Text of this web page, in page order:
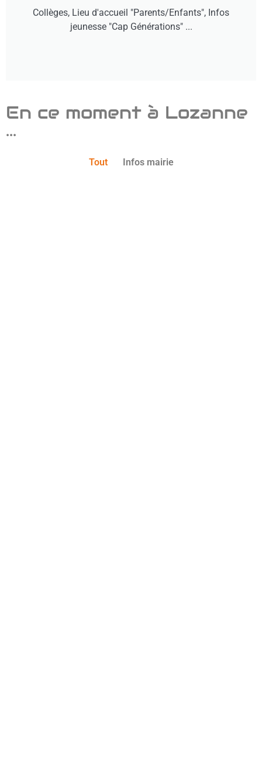
Collèges, Lieu d'accueil "Parents/Enfants", Infos
jeunesse "Cap Générations" ...
En ce moment à Lozanne
...
Tout Infos mairie